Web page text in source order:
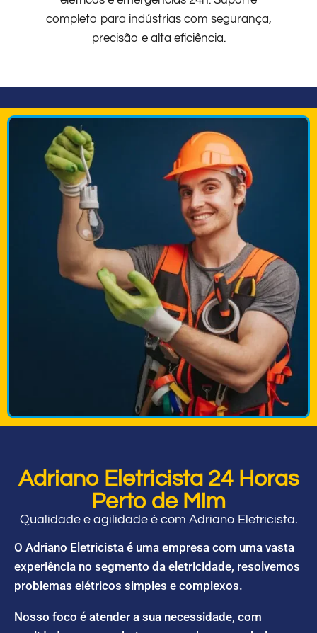
completo para indústrias com segurança,
precisão e alta eficiência.
Adriano Eletricista 24 Horas
Perto de Mim
Qualidade e agilidade é com Adriano Eletricista.
O Adriano Eletricista é uma empresa com uma vasta
experiência no segmento da eletricidade, resolvemos
problemas elétricos simples e complexos.
Nosso foco é atender a sua necessidade, com